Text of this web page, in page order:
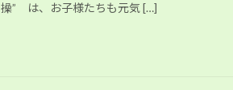
操” は、お子様たちも元気 […]